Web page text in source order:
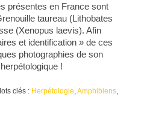
présentes en France sont
taureau (Lithobates
(Xenopus laevis). Afin
et identification » de ces
photographies de son
!
clés : Herpétologie Amphibiens,